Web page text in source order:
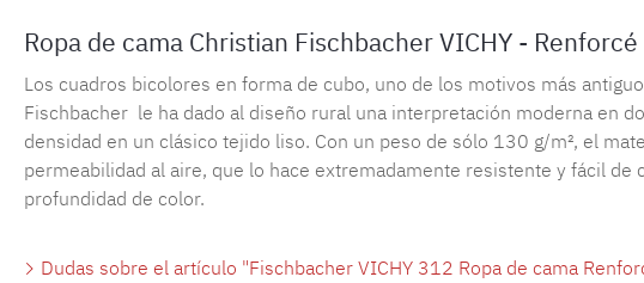
Ropa de cama Christian Fischbacher VICHY - Renforcé
Los cuadros bicolores en forma de cubo, uno de los motivos más
Fischbacher le ha dado al diseño rural una interpretación moderna en
densidad en un clásico tejido liso. Con un peso de sólo 130 g/m², el
permeabilidad al aire, que lo hace extremadamente resistente y fácil
profundidad de color.
Dudas sobre el artículo "Fischbacher VICHY 312 Ropa de cama